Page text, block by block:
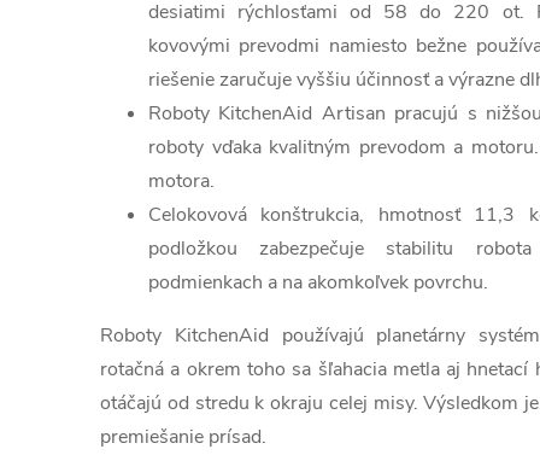
desiatimi rýchlosťami od 58 do 220 ot.
kovovými prevodmi namiesto bežne
riešenie zaručuje vyššiu účinnosť a výrazne
Roboty KitchenAid Artisan pracujú s
roboty vďaka kvalitným prevodom a
motora.
Celokovová konštrukcia, hmotnosť 11,3
podložkou zabezpečuje stabilitu
podmienkach a na akomkoľvek povrchu.
Roboty KitchenAid používajú planetárny
rotačná a okrem toho sa šľahacia metla aj hnetací
otáčajú od stredu k okraju celej misy. Výsledkom
premiešanie prísad.